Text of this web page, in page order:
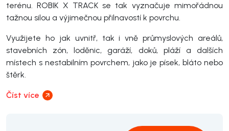
terénu. ROBIK X TRACK se tak vyznačuje mimořádnou
tažnou silou a výjimečnou přilnavostí k povrchu.
Využijete ho jak uvnitř, tak i vně průmyslových areálů,
stavebních zón, loděnic, garáží, doků, pláží a dalších
místech s nestabilním povrchem, jako je písek, bláto nebo
štěrk.
Číst více